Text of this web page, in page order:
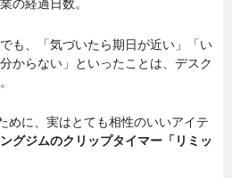
の経過日数。
も、「気づいたら期日が近い」「い
からない」といったことは、デスク
めに、実はとても相性のいいアイテ
グジムのクリップタイマー「リミッ